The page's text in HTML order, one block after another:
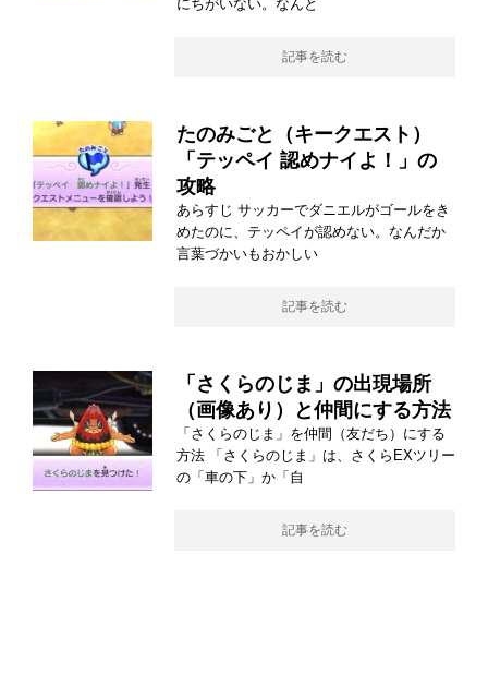
にちがいない。なんと
記事を読む
たのみごと（キークエスト）
「テッペイ 認めナイよ！」の
攻略
あらすじ サッカーでダニエルがゴールをき
めたのに、テッペイが認めない。なんだか
言葉づかいもおかしい
記事を読む
「さくらのじま」の出現場所
（画像あり）と仲間にする方法
「さくらのじま」を仲間（友だち）にする
方法 「さくらのじま」は、さくらEXツリー
の「車の下」か「自
記事を読む